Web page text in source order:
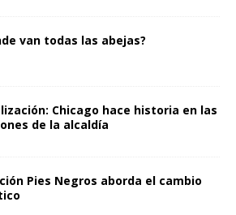
van todas las abejas?
Chicago hace historia en las
de la alcaldía
Pies Negros aborda el cambio